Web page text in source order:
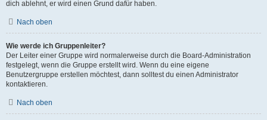
dich ablehnt, er wird einen Grund dafür haben.
Nach oben
Wie werde ich Gruppenleiter?
Der Leiter einer Gruppe wird normalerweise durch die Board-Administration
festgelegt, wenn die Gruppe erstellt wird. Wenn du eine eigene
Benutzergruppe erstellen möchtest, dann solltest du einen Administrator
kontaktieren.
Nach oben